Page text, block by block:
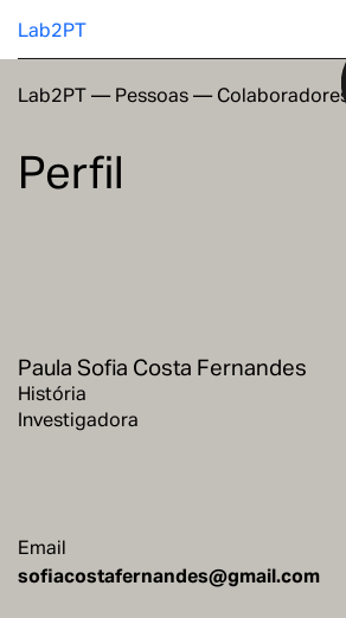
Lab2PT
Investigação
Formação
Lab2PT— Pessoas— Colaboradores
Perfil
Paula Sofia Costa Fernandes
História
Investigadora
Email
sofiacostafernandes@gmail.com